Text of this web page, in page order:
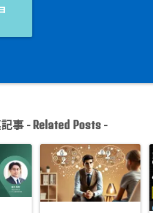
事 - Related Posts-